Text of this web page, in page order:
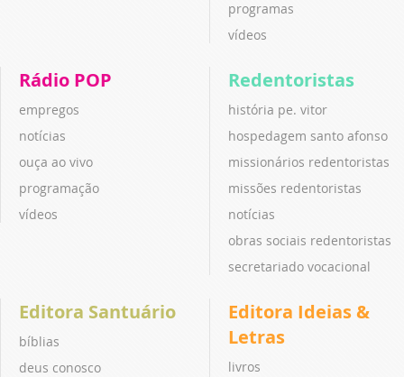
programas
vídeos
Rádio POP
empregos
notícias
ouça ao vivo
programação
vídeos
Redentoristas
história pe. vitor
hospedagem santo afonso
missionários redentoristas
missões redentoristas
notícias
obras sociais redentoristas
secretariado vocacional
Editora Santuário
bíblias
deus conosco
Editora Ideias &
Letras
livros